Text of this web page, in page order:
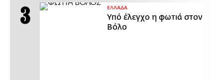
ΕΛΛΑΔΑ
Υπό έλεγχο η φωτιά στον
Βόλο